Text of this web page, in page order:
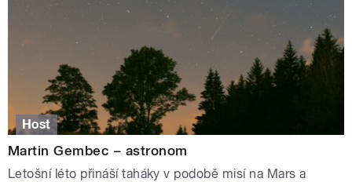
Host
Martin Gembec – astronom
Letošní léto přináší taháky v podobě misí na Mars a